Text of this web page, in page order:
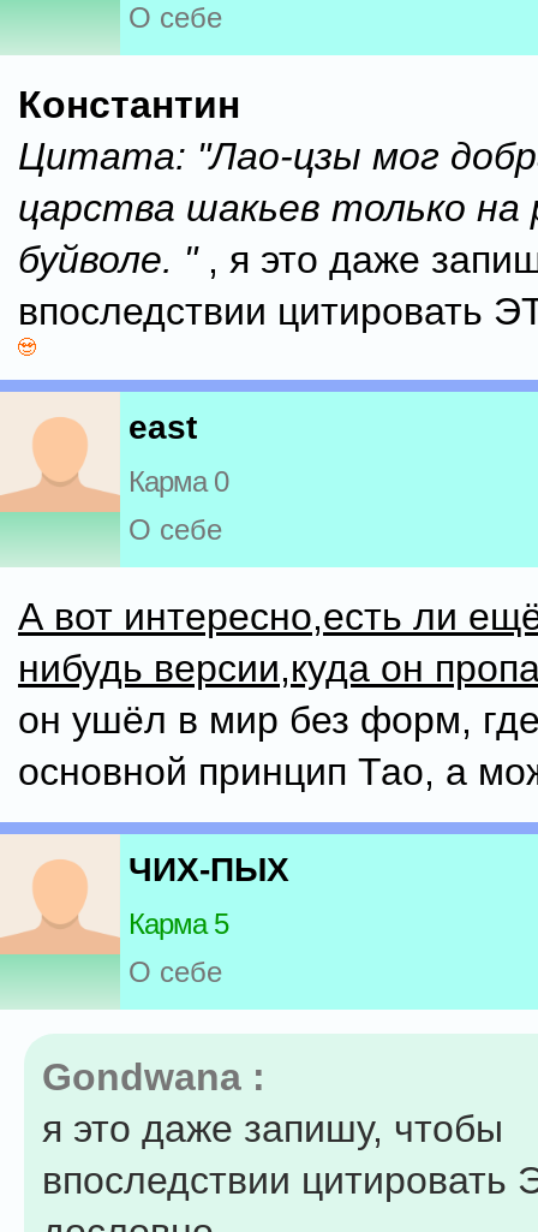
О себе
Константин
Цитата: "Лао-цзы мог
царства шакьев только на
буйволе. ", я это даже
впоследствии цитировать
east
Карма 0
О себе
А вот интересно,есть ли
нибудь версии,куда он
он ушёл в мир без форм,
основной принцип Тао, а
ЧИХ-ПЫХ
Карма 5
О себе
Gondwana :
я это даже запишу, чтобы
впоследствии цитировать